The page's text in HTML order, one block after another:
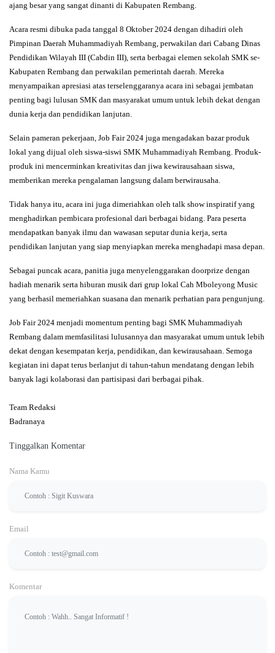
ajang besar yang sangat dinanti di Kabupaten Rembang.
Acara resmi dibuka pada tanggal 8 Oktober 2024 dengan dihadiri oleh
Pimpinan Daerah Muhammadiyah Rembang, perwakilan dari Cabang Dinas
Pendidikan Wilayah III (Cabdin III), serta berbagai elemen sekolah SMK se-
Kabupaten Rembang dan perwakilan pemerintah daerah. Mereka
menyampaikan apresiasi atas terselenggaranya acara ini sebagai jembatan
penting bagi lulusan SMK dan masyarakat umum untuk lebih dekat dengan
dunia kerja dan pendidikan lanjutan.
Selain pameran pekerjaan, Job Fair 2024 juga mengadakan bazar produk
lokal yang dijual oleh siswa-siswi SMK Muhammadiyah Rembang. Produk-
produk ini mencerminkan kreativitas dan jiwa kewirausahaan siswa,
memberikan mereka pengalaman langsung dalam berwirausaha.
Tidak hanya itu, acara ini juga dimeriahkan oleh talk showinspiratif yang
menghadirkan pembicara profesional dari berbagai bidang. Para peserta
mendapatkan banyak ilmu dan wawasan seputar dunia kerja, serta
pendidikan lanjutan yang siap menyiapkan mereka menghadapi masa depan.
Sebagai puncak acara, panitia juga menyelenggarakan doorprize dengan
hadiah menarik serta hiburan musik dari grup lokal Cah Mboleyong Music
yang berhasil memeriahkan suasana dan menarik perhatian para pengunjung.
Job Fair 2024 menjadi momentum penting bagi SMK Muhammadiyah
Rembang dalam memfasilitasi lulusannya dan masyarakat umum untuk lebih
dekat dengan kesempatan kerja, pendidikan, dan kewirausahaan. Semoga
kegiatan ini dapat terus berlanjut di tahun-tahun mendatang dengan lebih
banyak lagi kolaborasi dan partisipasi dari berbagai pihak.
Team Redaksi
Badranaya
Tinggalkan Komentar
Nama Kamu
Email
Komentar